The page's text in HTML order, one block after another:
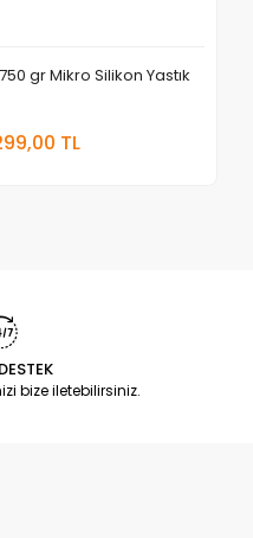
gr Mikro Silikon Yastık
TL
bize iletebilirsiniz.